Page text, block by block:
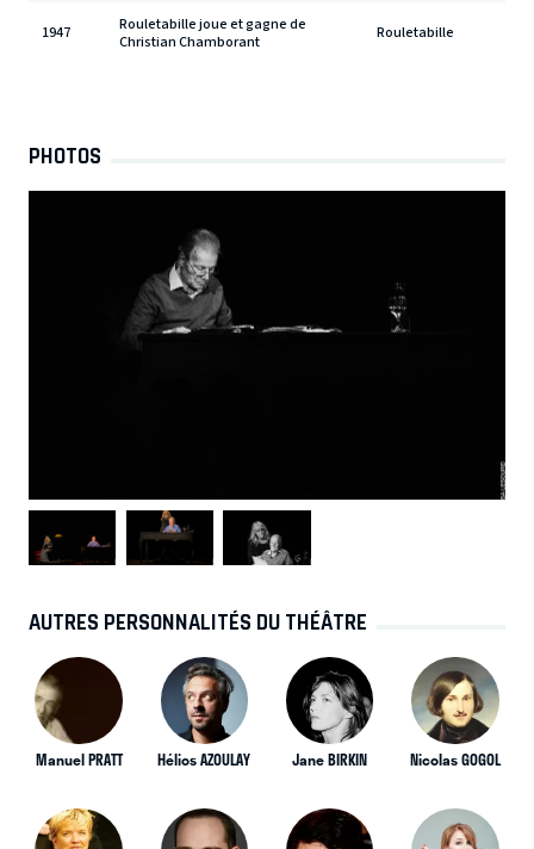
1947
Rouletabille joue et gagne de
Christian Chamborant
Rouletabille
PHOTOS
AUTRES PERSONNALITÉS DU THÉÂTRE
Manuel PRATT Hélios AZOULAY Jane BIRKIN Nicolas GOGOL